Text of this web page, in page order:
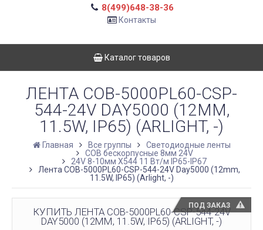
8(499)648-38-36
Контакты
Каталог товаров
ЛЕНТА COB-5000PL60-CSP-
544-24V DAY5000 (12MM,
11.5W, IP65) (ARLIGHT, -)
Главная Все группы
Светодиодные ленты
COB бескорпусные 8мм 24V
24V 8-10мм X544 11 Вт/м IP65-IP67
Лента COB-5000PL60-CSP-544-24V Day5000 (12mm,
11.5W, IP65) (Arlight, -)
ПОД ЗАКАЗ
КУПИТЬ ЛЕНТА COB-5000PL60-CSP-544-24V
DAY5000 (12MM, 11.5W, IP65) (ARLIGHT, -)